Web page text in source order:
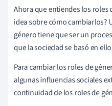
Ahora que entiendes los roles
idea sobre cómo cambiarlos?
género tiene que ser un
que la sociedad se basó en
Para cambiar los roles de
algunas influencias sociales
continuidad de los roles de